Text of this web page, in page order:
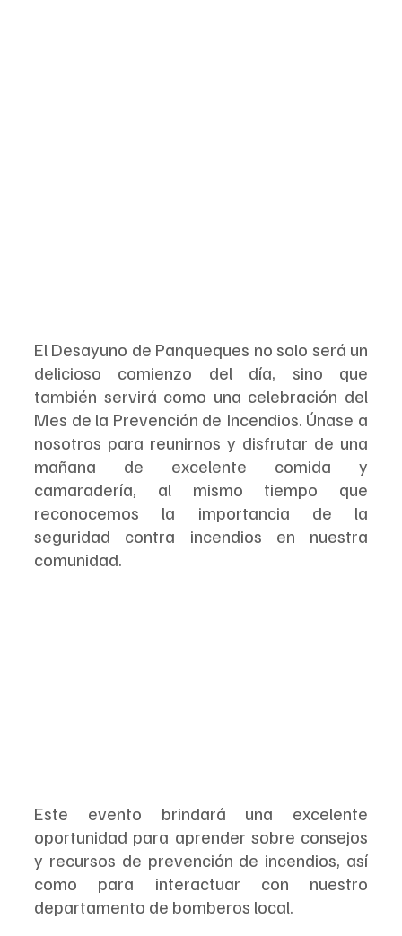
El Desayuno de Panqueques no solo será un
delicioso comienzo del día, sino que
también servirá como una celebración del
Mes de la Prevención de Incendios. Únase a
nosotros para reunirnos y disfrutar de una
mañana de excelente comida y
camaradería, al mismo tiempo que
reconocemos la importancia de la
seguridad contra incendios en nuestra
comunidad.
Este evento brindará una excelente
oportunidad para aprender sobre consejos
y recursos de prevención de incendios, así
como para interactuar con nuestro
departamento de bomberos local.